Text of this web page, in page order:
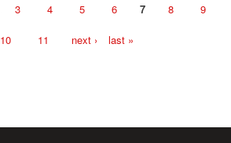
3 4 5 6 7 8 9
10 11 next › last »